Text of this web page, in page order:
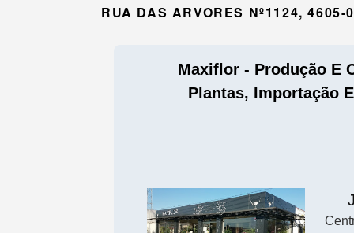
RUA DAS ARVORES Nº1124,
Maxiflor - Produção E
Plantas, Importação